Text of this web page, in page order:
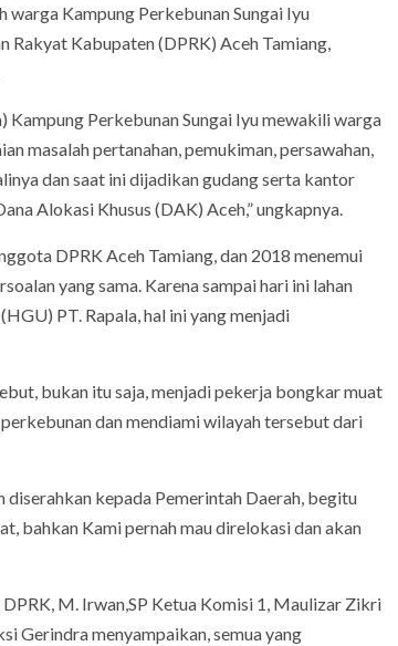
warga Kampung Perkebunan Sungai Iyu
Rakyat Kabupaten (DPRK) Aceh Tamiang,
Kampung Perkebunan Sungai Iyu mewakili warga
masalah pertanahan, pemukiman, persawahan,
dan saat ini dijadikan gudang serta kantor
Alokasi Khusus (DAK) Aceh,” ungkapnya.
DPRK Aceh Tamiang, dan 2018 menemui
yang sama. Karena sampai hari ini lahan
PT. Rapala, hal ini yang menjadi
bukan itu saja, menjadi pekerja bongkar muat
dan mendiami wilayah tersebut dari
diserahkan kepada Pemerintah Daerah, begitu
bahkan Kami pernah mau direlokasi dan akan
M. Irwan,SP Ketua Komisi 1, Maulizar Zikri
Gerindra menyampaikan, semua yang